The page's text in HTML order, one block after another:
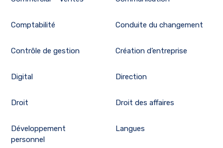
Comptabilité Conduite du changement
Contrôle de gestion Création d’entreprise
Digital Direction
Droit Droit des affaires
Développement
personnel
Langues